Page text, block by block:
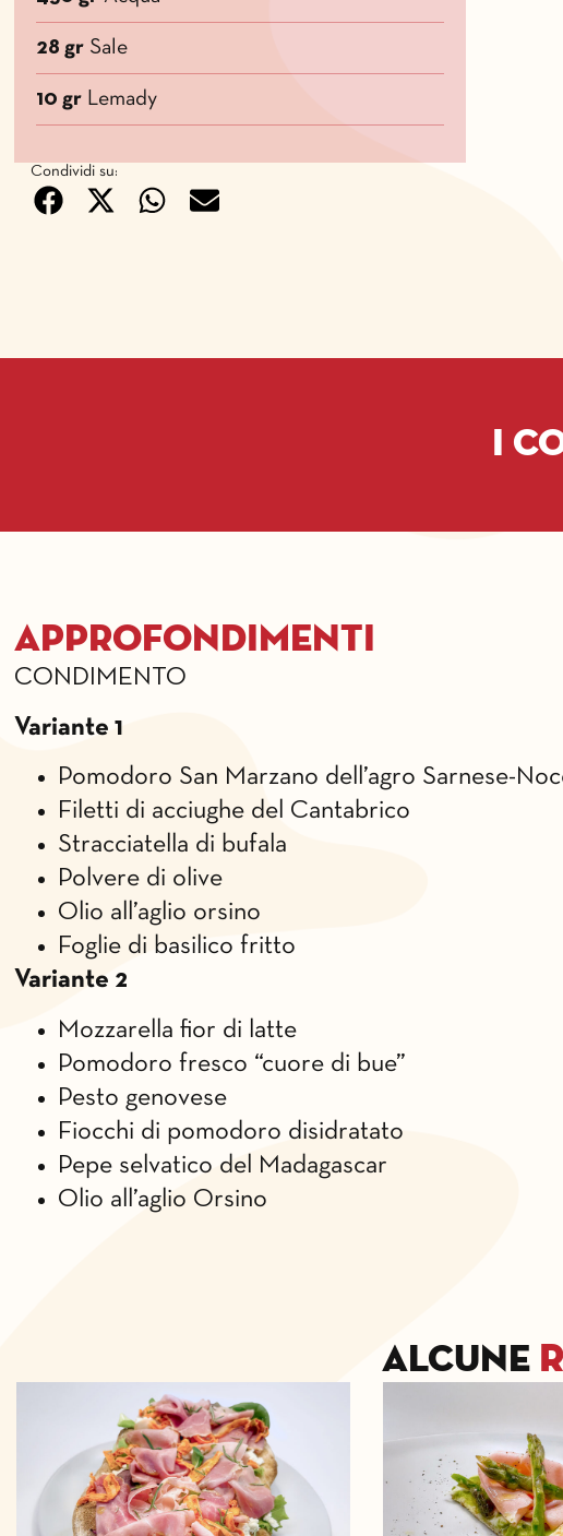
28 gr Sale
10 gr Lemady
Condividi su:
I
Approfondimenti
CONDIMENTO
Variante 1
Pomodoro San Marzano dell’agro Sarnese-
Filetti di acciughe del Cantabrico
Stracciatella di bufala
Polvere di olive
Olio all’aglio orsino
Foglie di basilico fritto
Variante 2
Mozzarella fior di latte
Pomodoro fresco “cuore di bue”
Pesto genovese
Fiocchi di pomodoro disidratato
Pepe selvatico del Madagascar
Olio all’aglio Orsino
Alcune